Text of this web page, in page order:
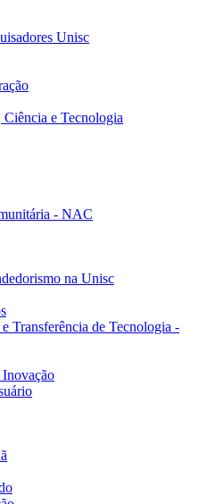
Unisc
Ciência e Tecnologia
- NAC
na Unisc
Transferência de Tecnologia -
Inovação